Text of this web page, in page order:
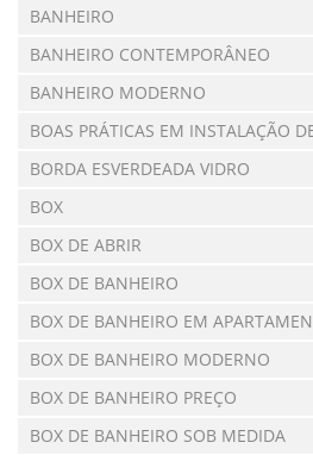
BANHEIRO
BANHEIRO CONTEMPORÂNEO
BANHEIRO MODERNO
BOAS PRÁTICAS EM INSTALAÇÃO
BORDA ESVERDEADA VIDRO
BOX
BOX DE ABRIR
BOX DE BANHEIRO
BOX DE BANHEIRO EM
BOX DE BANHEIRO MODERNO
BOX DE BANHEIRO PREÇO
BOX DE BANHEIRO SOB MEDIDA